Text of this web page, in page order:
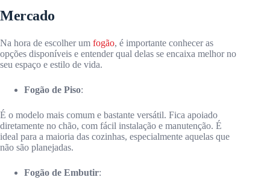
Mercado
Na hora de escolher um fogão, é importante conhecer as
opções disponíveis e entender qual delas se encaixa melhor no
seu espaço e estilo de vida.
Fogão de Piso:
É o modelo mais comum e bastante versátil. Fica apoiado
diretamente no chão, com fácil instalação e manutenção. É
ideal para a maioria das cozinhas, especialmente aquelas que
não são planejadas.
Fogão de Embutir: